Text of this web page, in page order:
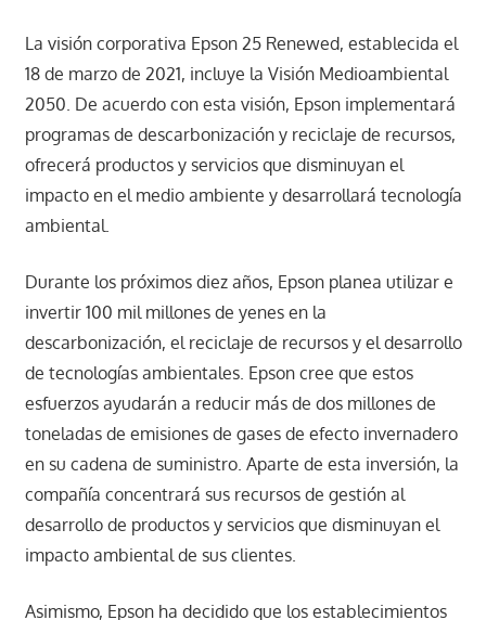
La visión corporativa Epson 25 Renewed, establecida el
18 de marzo de 2021, incluye la Visión Medioambiental
2050. De acuerdo con esta visión, Epson implementará
programas de descarbonización y reciclaje de recursos,
ofrecerá productos y servicios que disminuyan el
impacto en el medio ambiente y desarrollará tecnología
ambiental.
Durante los próximos diez años, Epson planea utilizar e
invertir 100 mil millones de yenes en la
descarbonización, el reciclaje de recursos y el desarrollo
de tecnologías ambientales. Epson cree que estos
esfuerzos ayudarán a reducir más de dos millones de
toneladas de emisiones de gases de efecto invernadero
en su cadena de suministro. Aparte de esta inversión, la
compañía concentrará sus recursos de gestión al
desarrollo de productos y servicios que disminuyan el
impacto ambiental de sus clientes.
Asimismo, Epson ha decidido que los establecimientos